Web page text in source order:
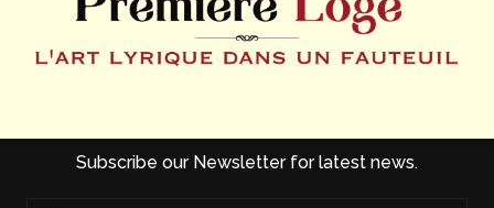
Subscribe our Newsletter for latest news.